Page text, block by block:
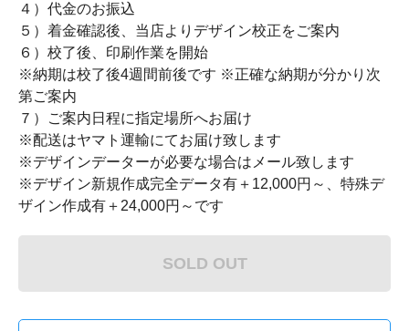
４）代金のお振込
５）着金確認後、当店よりデザイン校正をご案内
６）校了後、印刷作業を開始
※納期は校了後4週間前後です ※正確な納期が分かり次
第ご案内
７）ご案内日程に指定場所へお届け
※配送はヤマト運輸にてお届け致します
※デザインデーターが必要な場合はメール致します
※デザイン新規作成完全データ有＋12,000円～、特殊デ
ザイン作成有＋24,000円～です
SOLD OUT